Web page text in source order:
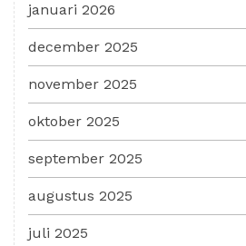
januari 2026
december 2025
november 2025
oktober 2025
september 2025
augustus 2025
juli 2025